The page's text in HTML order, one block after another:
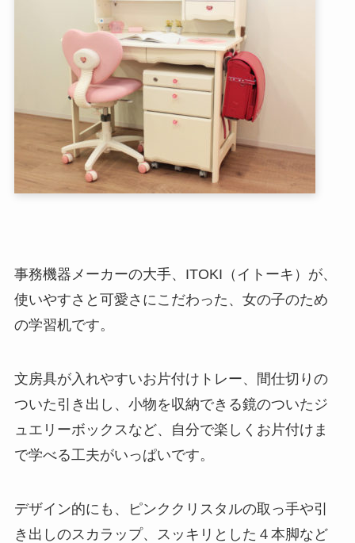
事務機器メーカーの大手、ITOKI（イトーキ）が、
使いやすさと可愛さにこだわった、女の子のため
の学習机です。
文房具が入れやすいお片付けトレー、間仕切りの
ついた引き出し、小物を収納できる鏡のついたジ
ュエリーボックスなど、自分で楽しくお片付けま
で学べる工夫がいっぱいです。
デザイン的にも、ピンククリスタルの取っ手や引
き出しのスカラップ、スッキリとした４本脚など